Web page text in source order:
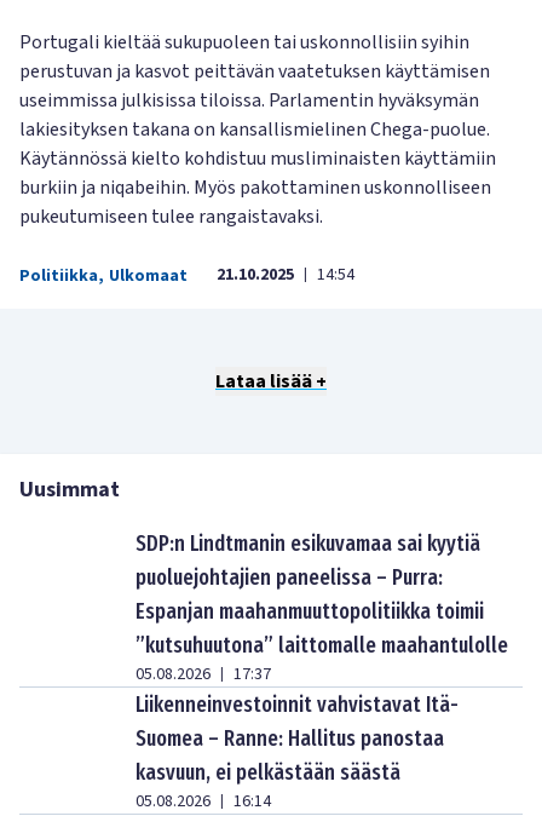
Portugali kieltää sukupuoleen tai uskonnollisiin syihin
perustuvan ja kasvot peittävän vaatetuksen käyttämisen
useimmissa julkisissa tiloissa. Parlamentin hyväksymän
lakiesityksen takana on kansallismielinen Chega-puolue.
Käytännössä kielto kohdistuu musliminaisten käyttämiin
burkiin ja niqabeihin. Myös pakottaminen uskonnolliseen
pukeutumiseen tulee rangaistavaksi.
Politiikka, Ulkomaat 21.10.2025 | 14:54
Lataa lisää +
Uusimmat
SDP:n Lindtmanin esikuvamaa sai kyytiä
puoluejohtajien paneelissa – Purra:
Espanjan maahanmuuttopolitiikka toimii
”kutsuhuutona” laittomalle maahantulolle
05.08.2026 | 17:37
Liikenneinvestoinnit vahvistavat Itä-
Suomea – Ranne: Hallitus panostaa
kasvuun, ei pelkästään säästä
05.08.2026 | 16:14